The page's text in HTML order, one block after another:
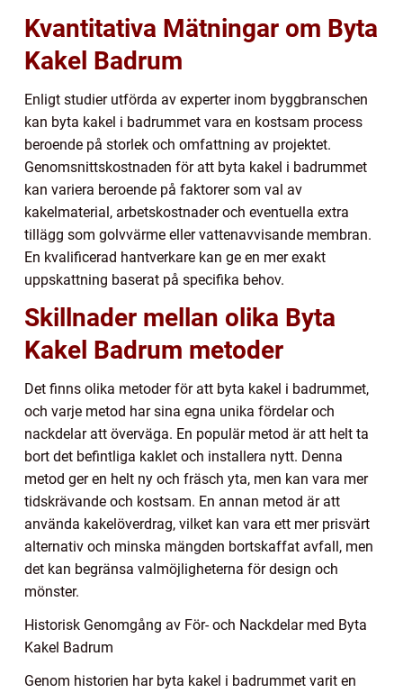
Kvantitativa Mätningar om Byta
Kakel Badrum
Enligt studier utförda av experter inom byggbranschen
kan byta kakel i badrummet vara en kostsam process
beroende på storlek och omfattning av projektet.
Genomsnittskostnaden för att byta kakel i badrummet
kan variera beroende på faktorer som val av
kakelmaterial, arbetskostnader och eventuella extra
tillägg som golvvärme eller vattenavvisande membran.
En kvalificerad hantverkare kan ge en mer exakt
uppskattning baserat på specifika behov.
Skillnader mellan olika Byta
Kakel Badrum metoder
Det finns olika metoder för att byta kakel i badrummet,
och varje metod har sina egna unika fördelar och
nackdelar att överväga. En populär metod är att helt ta
bort det befintliga kaklet och installera nytt. Denna
metod ger en helt ny och fräsch yta, men kan vara mer
tidskrävande och kostsam. En annan metod är att
använda kakelöverdrag, vilket kan vara ett mer prisvärt
alternativ och minska mängden bortskaffat avfall, men
det kan begränsa valmöjligheterna för design och
mönster.
Historisk Genomgång av För- och Nackdelar med Byta
Kakel Badrum
Genom historien har byta kakel i badrummet varit en